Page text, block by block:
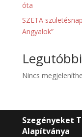
óta
SZETA
Angyalok”
Nincs
Szegényeket
Alapítványa